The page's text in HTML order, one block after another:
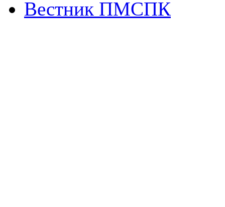
Вестник ПМСПК